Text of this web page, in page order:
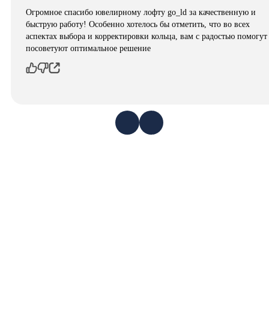
Огромное спасибо ювелирному лофту go_ld за качественную и
быструю работу! Особенно хотелось бы отметить, что во всех
аспектах выбора и корректировки кольца, вам с радостью
посоветуют оптимальное решение